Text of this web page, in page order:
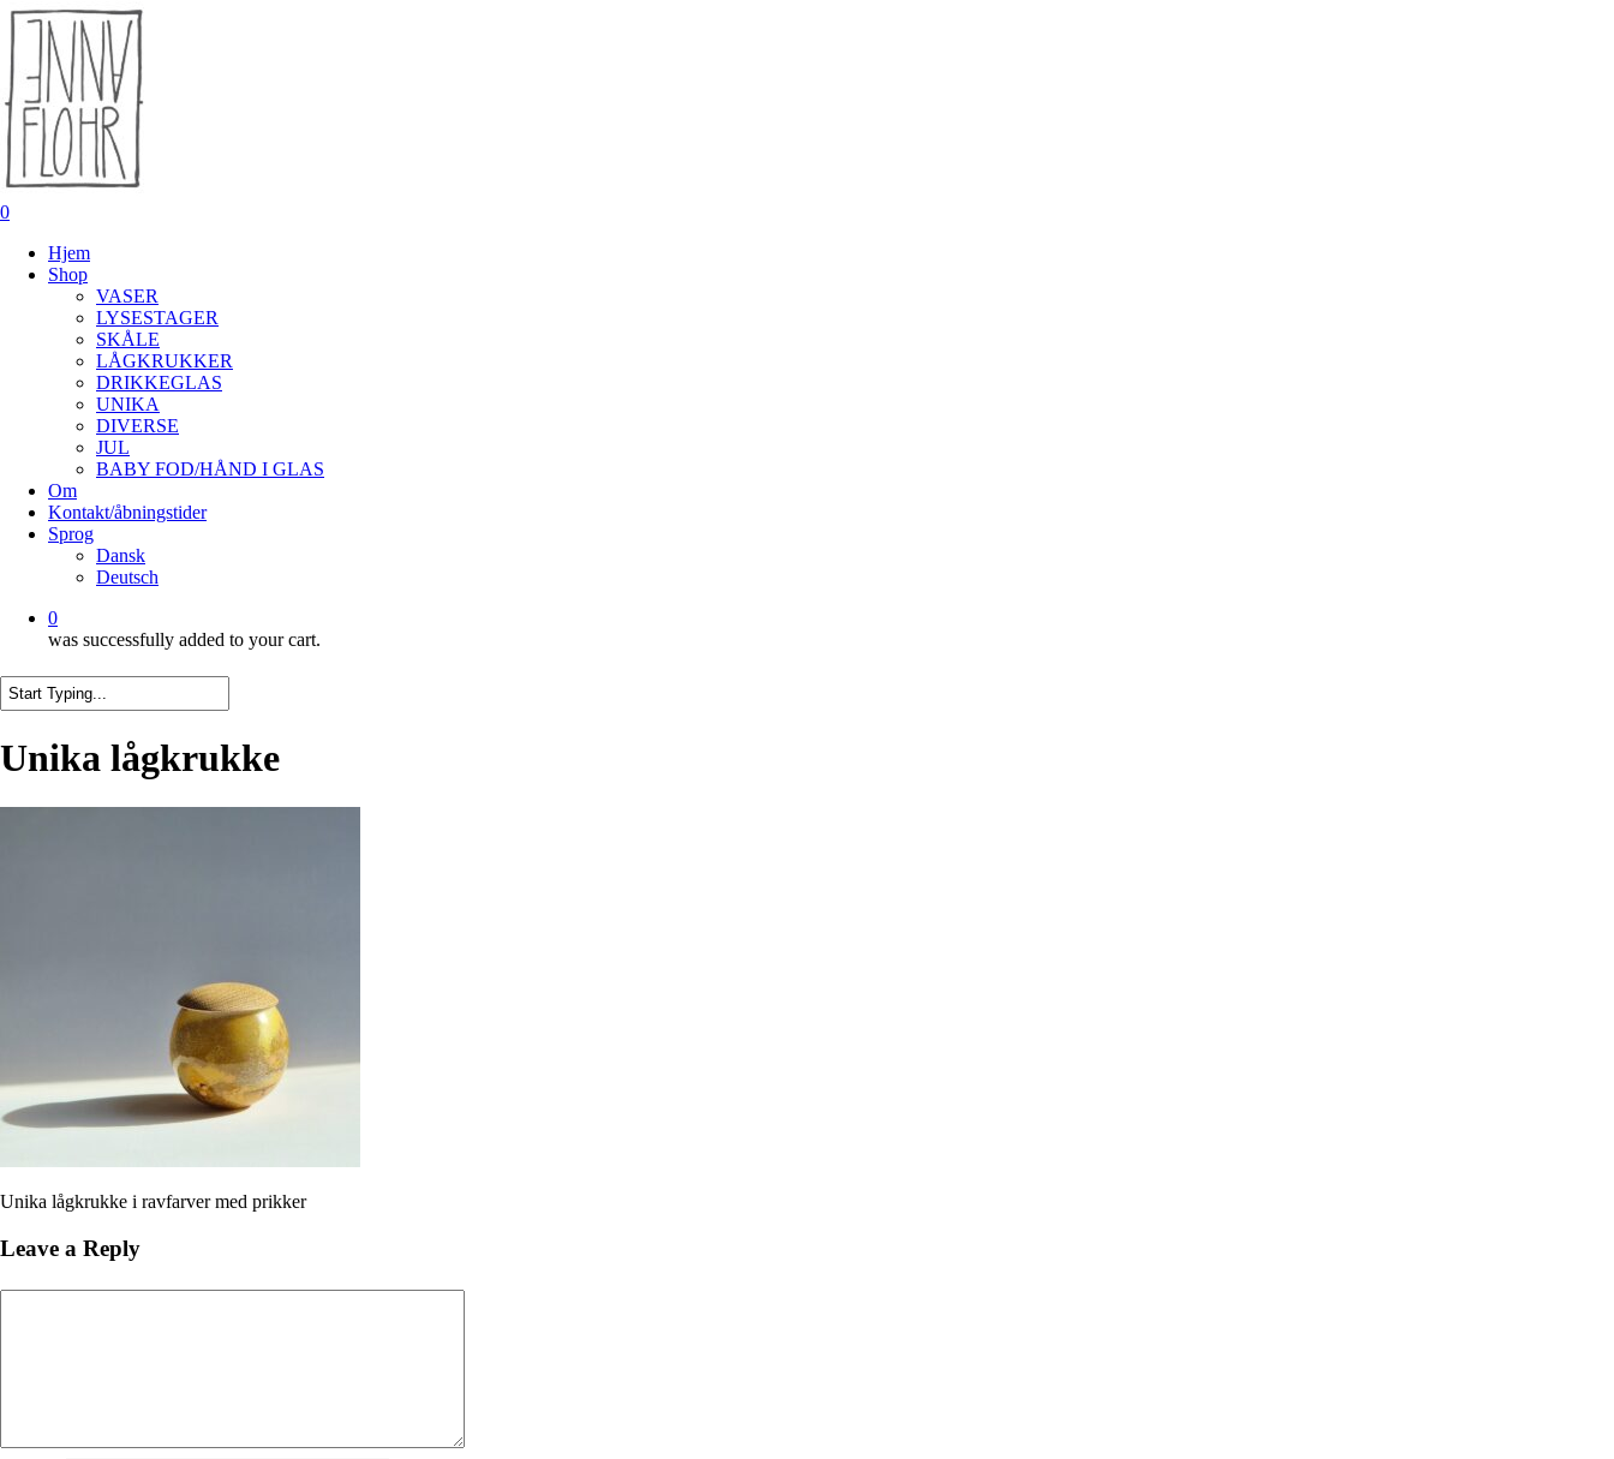
Skip
main
content
0
Hjem
Shop
VASER
LYSESTAGER
SKÅLE
LÅGKRUKKER
DRIKKEGLAS
UNIKA
DIVERSE
JUL
BABY FOD/HÅND I GLAS
Om
Kontakt/åbningstider
Sprog
Dansk
Deutsch
0
was successfully added to your cart.
Search
Unika lågkrukke
Unika lågkrukke i ravfarver med prikker
Leave a Reply